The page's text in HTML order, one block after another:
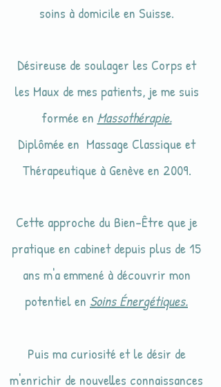
soins à domicile en Suisse.
Désireuse de soulager les Corps et
les Maux de mes patients, je me suis
formée en Massothérapie.
Diplômée en Massage Classique et
Thérapeutique à Genève en 2009.
Cette approche du Bien-Être que je
pratique en cabinet depuis plus de 15
ans m'a emmené à découvrir mon
potentiel en Soins Énergétiques.
Puis ma curiosité et le désir de
m'enrichir de nouvelles connaissances